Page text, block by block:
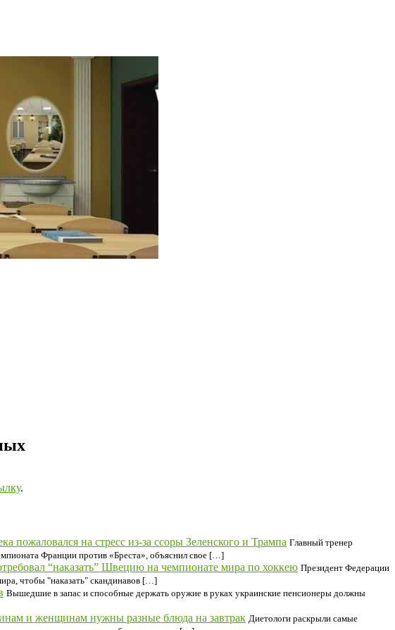
.
пожаловался на стресс из-за ссоры Зеленского и Трампа Главный тренер
Франции против «Бреста», объяснил свое […]
“наказать” Швецию на чемпионате мира по хоккею Президент Федерации
чтобы "наказать" скандинавов […]
Вышедшие в запас и способные держать оружие в руках украинские пенсионеры должны
и женщинам нужны разные блюда на завтрак Диетологи раскрыли самые